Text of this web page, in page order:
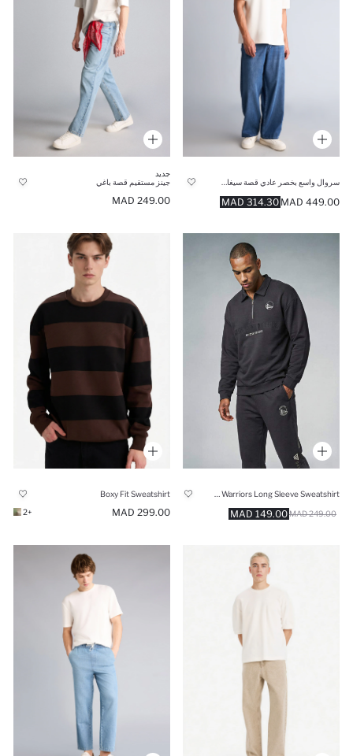
314.30 MAD 449.00 MAD
جديد
جينز مستقيم قصة باغي
249.00 MAD
149.00 MAD 249.00 MAD
Boxy Fit Sweatshirt
299.00 MAD
+2